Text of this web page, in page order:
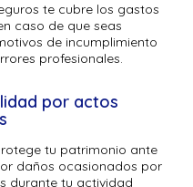
te cubre los gastos
caso de que seas
de incumplimiento
profesionales.
por actos
tu patrimonio ante
daños ocasionados por
durante tu actividad